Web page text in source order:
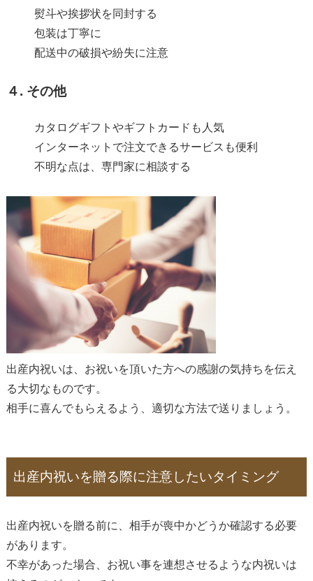
熨斗や挨拶状を同封する
包装は丁寧に
配送中の破損や紛失に注意
４. その他
カタログギフトやギフトカードも人気
インターネットで注文できるサービスも便利
不明な点は、専門家に相談する
出産内祝いは、お祝いを頂いた方への感謝の気持ちを伝え
る大切なものです。
相手に喜んでもらえるよう、適切な方法で送りましょう。
出産内祝いを贈る際に注意したいタイミング
出産内祝いを贈る前に、相手が喪中かどうか確認する必要
があります。
不幸があった場合、お祝い事を連想させるような内祝いは